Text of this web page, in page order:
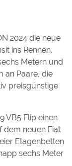
2024 die neue
ins Rennen.
Metern und
an Paare, die
preisgünstige
VB5 Flip einen
dem neuen Fiat
Etagenbetten
sechs Meter